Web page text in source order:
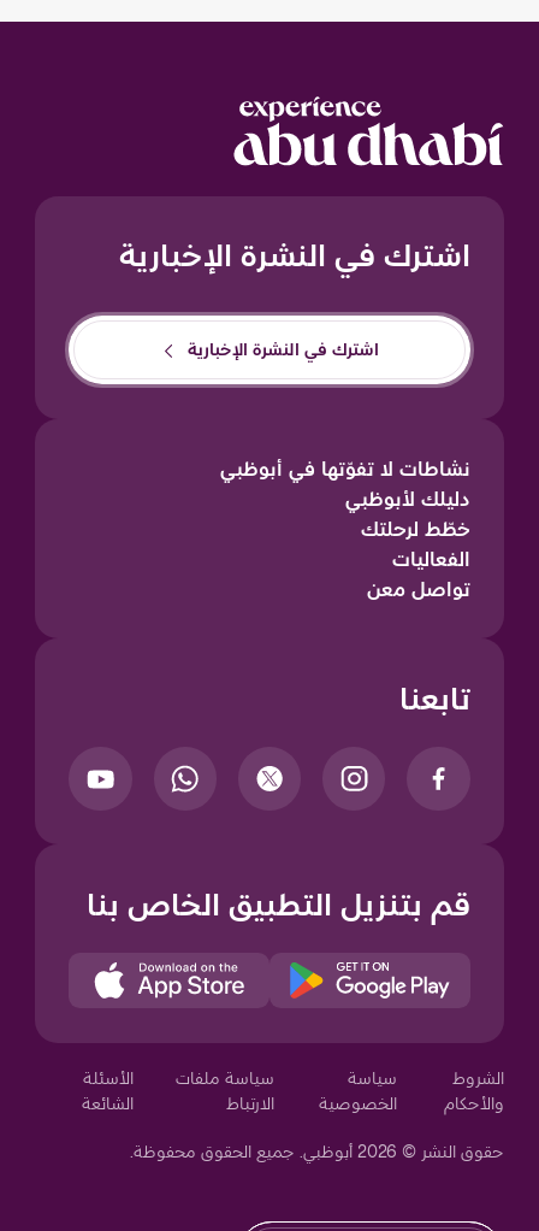
اشترك في النشرة الإخبارية
اشترك في النشرة الإخبارية
نشاطات لا تفوّتها في أبوظبي
دليلك لأبوظبي
خطّط لرحلتك
الفعاليات
تواصل معن
تابعنا
قم بتنزيل التطبيق الخاص بنا
الشروط
والأحكام
سياسة
الخصوصية
سياسة ملفات
الارتباط
الأسئلة
الشائعة
حقوق النشر © 2026 أبوظبي. جميع الحقوق محفوظة.